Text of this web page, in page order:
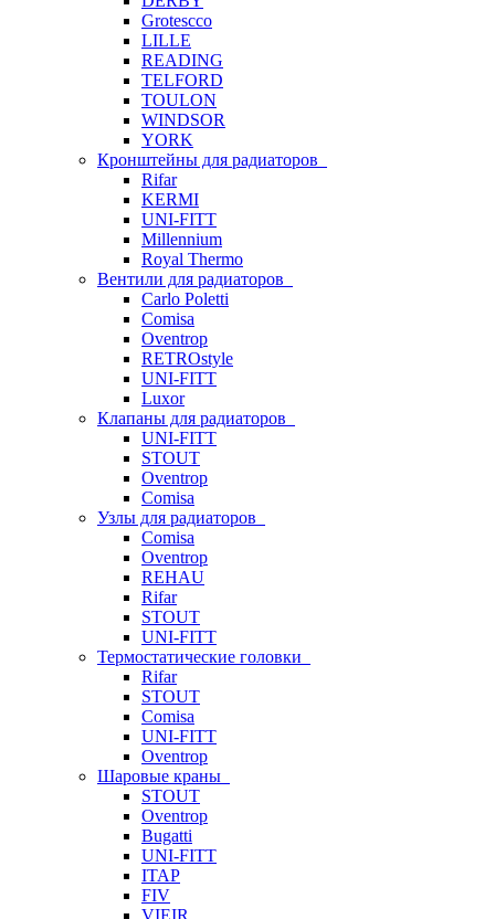
Grotescco
LILLE
READING
TELFORD
TOULON
WINDSOR
YORK
Кронштейны для радиаторов
Rifar
KERMI
UNI-FITT
Millennium
Royal Thermo
Вентили для радиаторов
Carlo Poletti
Comisa
Oventrop
RETROstyle
UNI-FITT
Luxor
Клапаны для радиаторов
UNI-FITT
STOUT
Oventrop
Comisa
Узлы для радиаторов
Comisa
Oventrop
REHAU
Rifar
STOUT
UNI-FITT
Термостатические головки
Rifar
STOUT
Comisa
UNI-FITT
Oventrop
Шаровые краны
STOUT
Oventrop
Bugatti
UNI-FITT
ITAP
FIV
VIEIR